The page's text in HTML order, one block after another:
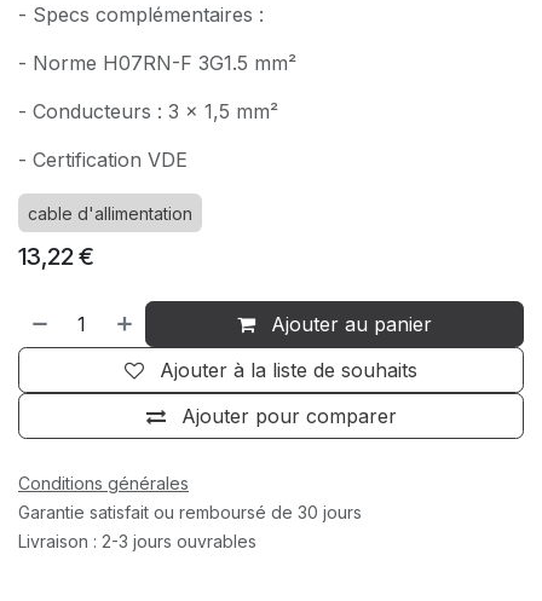
- Specs complémentaires :
- Norme H07RN-F 3G1.5 mm²
- Conducteurs : 3 x 1,5 mm²
- Certification VDE
cable d'allimentation
13,22€
Ajouter au panier
Ajouter pour comparer
Ajouter à la liste de souhaits
Conditions générales
Garantie satisfait ou remboursé de 30 jours
Livraison : 2-3 jours ouvrables